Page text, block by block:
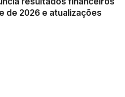
de 2026 e atualizações